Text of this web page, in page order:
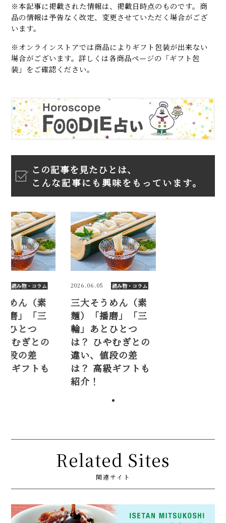
※本記事に掲載された情報は、掲載日時点のものです。商
品の情報は予告なく改定、変更させていただく場合がござ
います。
※オンラインストアでは商品によりギフト包装が出来ない
場合がございます。詳しくは各商品ページの「ギフト包
装」をご確認ください。
この記事を見たひとは、
こんな記事にも興味をもっています。
物・コラム
（素
「三
つ
ぎとの
差
フトも
2026.06.05 読み物・コラム
三大そうめん（素
麺）「播磨」「三
輪」あとひとつ
は？ ひやむぎとの
違い、値段の差
は？ 高級ギフトも
紹介！
Related Sites
関連サイト